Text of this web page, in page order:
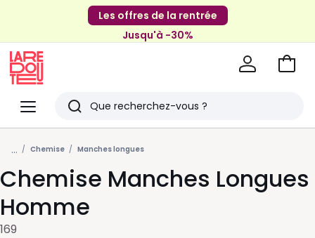
Les offres de la rentrée
Jusqu'à -30%
Menu
Redoute
Rechercher
Derniers
articles
vus
Aller
... Chemise Manches longues
Chemise Manches Longues
Homme
169